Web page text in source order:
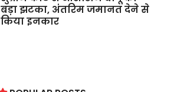
बड़ा झटका, अंतरिम जमानत देने से
किया इनकार